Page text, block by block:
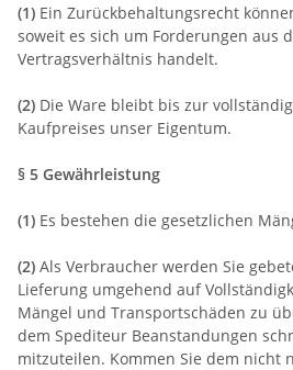
(1) Ein Zurückbehaltungsrecht
soweit es sich um Forderungen aus
Vertragsverhältnis handelt.
(2) Die Ware bleibt bis zur
Kaufpreises unser Eigentum.
§ 5 Gewährleistung
(1) Es bestehen die gesetzlichen
(2) Als Verbraucher werden Sie
Lieferung umgehend auf
Mängel und Transportschäden zu
dem Spediteur Beanstandungen
mitzuteilen. Kommen Sie dem nicht